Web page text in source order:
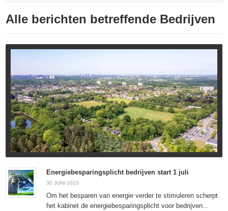
Alle berichten betreffende Bedrijven
Energiebesparingsplicht bedrijven start 1 juli
30 JUNI 2023
Om het besparen van energie verder te stimuleren scherpt
het kabinet de energiebesparingsplicht voor bedrijven...